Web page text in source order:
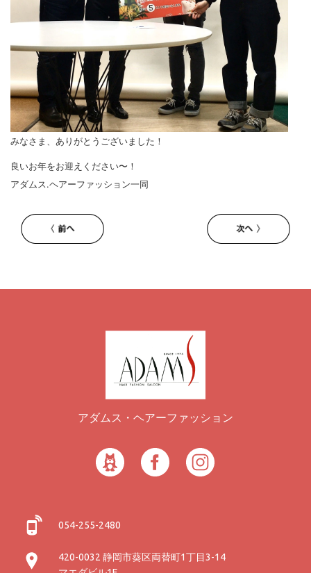
みなさま、ありがとうございました！
良いお年をお迎えください〜！
アダムス.ヘアーファッション一同
アダムス・ヘアーファッション
054-255-2480
420-0032 静岡市葵区両替町1丁目3-14